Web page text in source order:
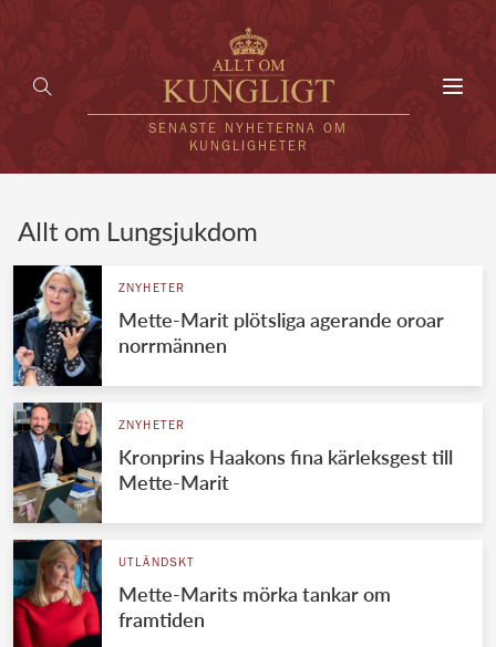
SENASTE NYHETERNA OM
KUNGLIGHETER
UTLÄNDSKT
VÄRLDENS KUNGAHUS
Svenska kungahuset
Brittiska kungahuset
Danska kungahuset
REDAKTION
Allt om Lungsjukdom
ZNYHETER
Mette-Marit plötsliga agerande oroar
norrmännen
ZNYHETER
Kronprins Haakons fina kärleksgest till
Mette-Marit
UTLÄNDSKT
Mette-Marits mörka tankar om
framtiden